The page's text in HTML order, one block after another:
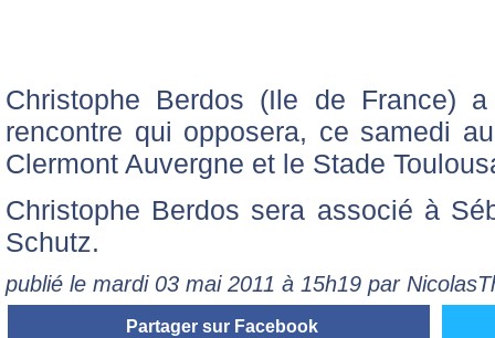
Christophe Berdos (Ile de France)
rencontre qui opposera, ce samedi
Clermont Auvergne et le Stade
Christophe Berdos sera associé à
Schutz.
publié le mardi 03 mai 2011 à 15h19 par
Partager sur Facebook